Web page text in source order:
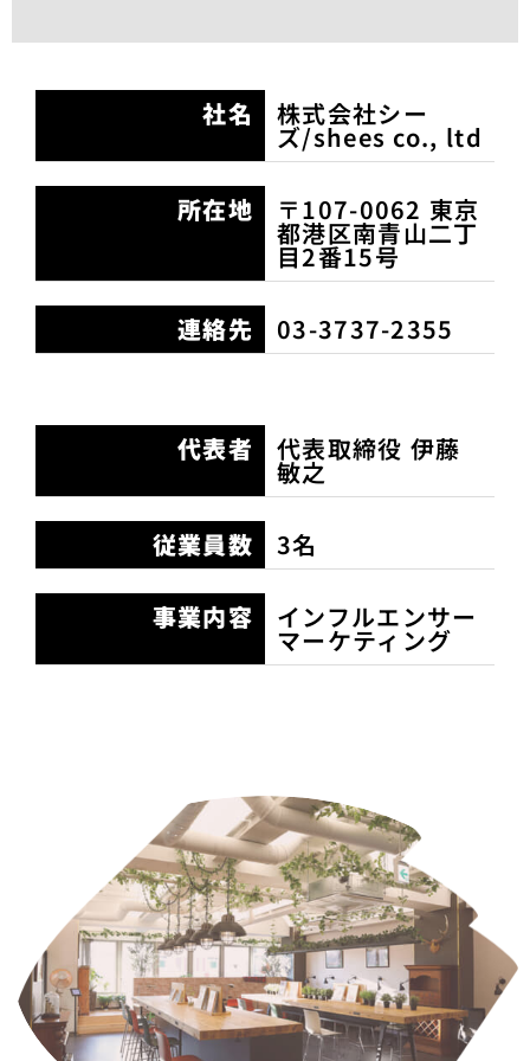
社名 株式会社シー
ズ/shees co., ltd
所在地 〒107-0062 東京
都港区南青山二丁
目2番15号
連絡先 03-3737-2355
代表者 代表取締役 伊藤
敏之
従業員数 3名
事業内容 インフルエンサー
マーケティング